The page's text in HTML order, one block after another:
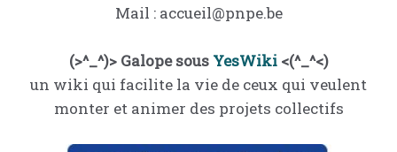
Mail : accueil@pnpe.be
(>^_^)> Galope sous YesWiki<(^_^<)
un wiki qui facilite la vie de ceux qui veulent
monter et animer des projets collectifs